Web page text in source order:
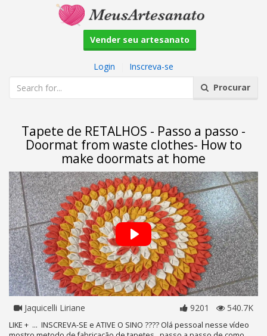
Vender seu artesanato
Login
Inscreva-se
Procurar
Tapete de RETALHOS - Passo a passo -
Doormat from waste clothes- How to
make doormats at home
Jaquicelli Liriane 9201 540.7K
LIKE + ... INSCREVA-SE e ATIVE O SINO ???? Olá pessoal nesse vídeo